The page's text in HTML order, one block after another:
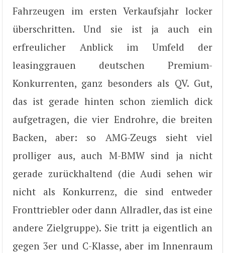
Fahrzeugen im ersten Verkaufsjahr locker
überschritten. Und sie ist ja auch ein
erfreulicher Anblick im Umfeld der
leasinggrauen deutschen Premium-
Konkurrenten, ganz besonders als QV. Gut,
das ist gerade hinten schon ziemlich dick
aufgetragen, die vier Endrohre, die breiten
Backen, aber: so AMG-Zeugs sieht viel
prolliger aus, auch M-BMW sind ja nicht
gerade zurückhaltend (die Audi sehen wir
nicht als Konkurrenz, die sind entweder
Fronttriebler oder dann Allradler, das ist eine
andere Zielgruppe). Sie tritt ja eigentlich an
gegen 3er und C-Klasse, aber im Innenraum